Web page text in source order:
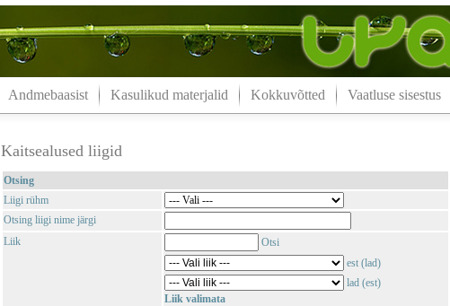
Andmebaasist Kasulikud materjalid Kokkuvõtted Vaatluse sisestus
Kaitsealused liigid
Otsing
Liigi rühm
Otsing liigi nime järgi
Liik
Otsi
est (lad)
lad (est)
Liik valimata